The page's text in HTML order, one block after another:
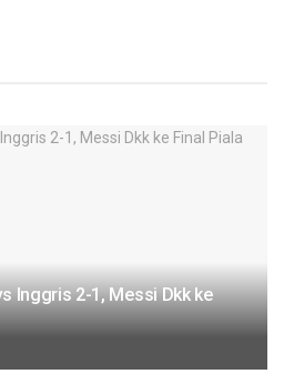
Inggris 2-1, Messi Dkk ke